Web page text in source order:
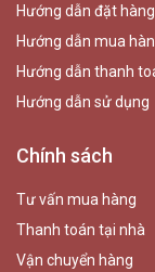
Hướng dẫn đặt hàng
Hướng dẫn mua
Hướng dẫn thanh
Hướng dẫn sử dụng
Chính sách
Tư vấn mua hàng
Thanh toán tại nhà
Vận chuyển hàng